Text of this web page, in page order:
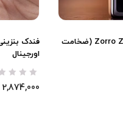
فندک بنزینی باریک برند Zorro Z735 (ضخامت
اورجینال
2,874,000